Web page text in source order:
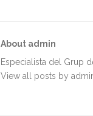
p
p
About admin
Especialista del Grup
View all posts by